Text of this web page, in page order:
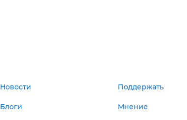
Новости Поддержать
Блоги Мнение